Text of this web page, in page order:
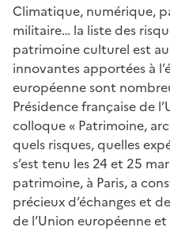
Climatique, numérique,
militaire… la liste des
patrimoine culturel est
innovantes apportées à
européenne sont
Présidence française de
colloque « Patrimoine,
quels risques, quelles
s’est tenu les 24 et 25
patrimoine, à Paris, a
précieux d’échanges et
de l’Union européenne